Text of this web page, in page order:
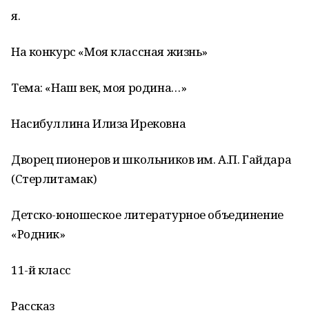
я.
На конкурс «Моя классная жизнь»
Тема: «Наш век, моя родина…»
Насибуллина Илиза Ирековна
Дворец пионеров и школьников им. А.П. Гайдара
(Стерлитамак)
Детско-юношеское литературное объединение
«Родник»
11-й класс
Рассказ